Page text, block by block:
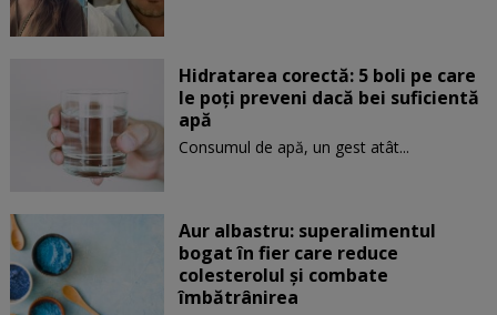
Hidratarea corectă: 5 boli pe care
le poți preveni dacă bei suficientă
apă
Consumul de apă, un gest atât...
Aur albastru: superalimentul
bogat în fier care reduce
colesterolul și combate
îmbătrânirea